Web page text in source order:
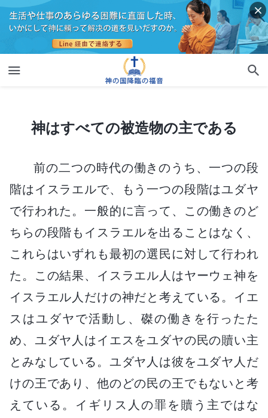
神はすべての被造物の主である
神はすべての被造物の主である
前の二つの時代の働きのうち、一つの段
階はイスラエルで、もう一つの段階はユダヤ
で行われた。一般的に言って、この働きのど
ちらの段階もイスラエルを出ることはなく、
これらはいずれも最初の選民に対して行われ
た。この結果、イスラエル人はヤーウェ神を
イスラエル人だけの神だと考えている。イエ
スはユダヤで活動し、磔の働きを行ったた
め、ユダヤ人はイエスをユダヤの民の贖い主
とみなしている。ユダヤ人は彼をユダヤ人だ
けの王であり、他のどの民の王でもないと考
えている。イギリス人の罪を贖う主ではな